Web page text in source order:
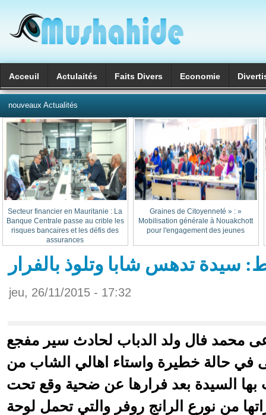
Acceuil Actulaités Faits Divers Economie
nouveaux Actualités
« Graines de Citoyenneté » :
Mobilisation générale à Nouakchott
pour l'engagement des jeunes
Secteur financier en Mauritanie : La
Banque Centrale passe au crible les
risques bancaires et les défis des
assurances
سيدة تدهس شابا وتلوذ بالفرار
jeu, 26/11/2015 - 17:32
محمد فال ولد الدباب لحادث سير مفجع
في حالة خطيرة واستاء اهالي الشاب من
بها السيدة بعد فرارها عن ضحية وقع تحت
من نورع الرانج روفر والتي تحمل لوحة